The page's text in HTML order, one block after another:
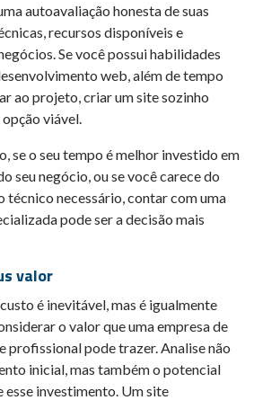
autoavaliação honesta de suas
recursos disponíveis e
Se você possui habilidades
web, além de tempo
ao projeto, criar um site sozinho
viável.
se o seu tempo é melhor investido em
seu negócio, ou se você carece do
técnico necessário, contar com uma
pode ser a decisão mais
valor
é inevitável, mas é igualmente
o valor que uma empresa de
profissional pode trazer. Analise não
inicial, mas também o potencial
investimento. Um site